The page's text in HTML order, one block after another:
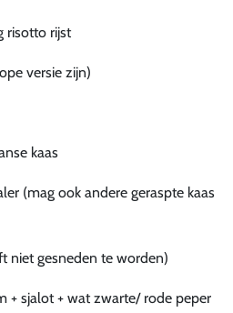
risotto rijst
versie zijn)
kaas
(mag ook andere geraspte kaas
niet gesneden te worden)
+ sjalot + wat zwarte/ rode peper